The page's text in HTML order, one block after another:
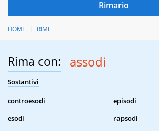
HOME RIME
Rima con: assodi
Sostantivi
controesodi
episodi
esodi
rapsodi